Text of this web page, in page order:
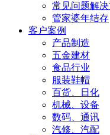
常见问题解
管家婆年结存
客户案例
产品制造
五金建材
食品行业
服装鞋帽
百货、日化
机械、设备
数码、通讯
汽修、汽配